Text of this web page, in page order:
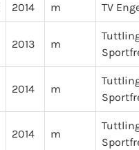
2014 m TV
2013 m
2014 m
2014 m